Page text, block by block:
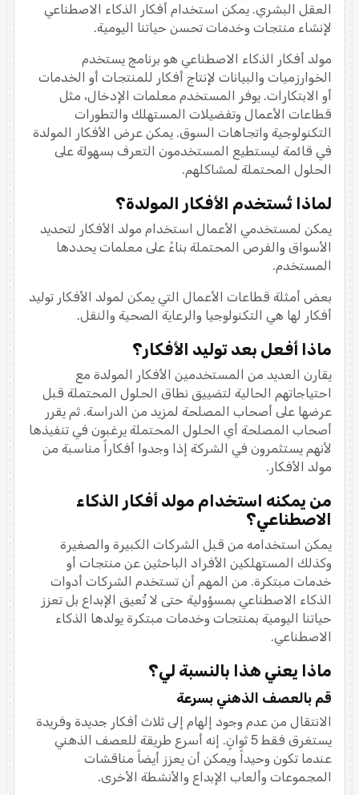
العقل البشري. يمكن استخدام أفكار الذكاء الاصطناعي
لإنشاء منتجات وخدمات تحسن حياتنا اليومية.
مولد أفكار الذكاء الاصطناعي هو برنامج يستخدم
الخوارزميات والبيانات لإنتاج أفكار للمنتجات أو الخدمات
أو الابتكارات. يوفر المستخدم معلمات الإدخال، مثل
قطاعات الأعمال وتفضيلات المستهلك والتطورات
التكنولوجية واتجاهات السوق. يمكن عرض الأفكار المولدة
في قائمة ليستطيع المستخدمون التعرف بسهولة على
الحلول المحتملة لمشاكلهم.
لماذا تُستخدم الأفكار المولدة؟
يمكن لمستخدمي الأعمال استخدام مولد الأفكار لتحديد
الأسواق والفرص المحتملة بناءً على معلمات يحددها
المستخدم.
بعض أمثلة قطاعات الأعمال التي يمكن لمولد الأفكار توليد
أفكار لها هي التكنولوجيا والرعاية الصحية والنقل.
ماذا أفعل بعد توليد الأفكار؟
يقارن العديد من المستخدمين الأفكار المولدة مع
احتياجاتهم الحالية لتضييق نطاق الحلول المحتملة قبل
عرضها على أصحاب المصلحة لمزيد من الدراسة. ثم يقرر
أصحاب المصلحة أي الحلول المحتملة يرغبون في تنفيذها
لأنهم يستثمرون في الشركة إذا وجدوا أفكاراً مناسبة من
مولد الأفكار.
من يمكنه استخدام مولد أفكار الذكاء
الاصطناعي؟
يمكن استخدامه من قبل الشركات الكبيرة والصغيرة
وكذلك المستهلكين الأفراد الباحثين عن منتجات أو
خدمات مبتكرة. من المهم أن تستخدم الشركات أدوات
الذكاء الاصطناعي بمسؤولية حتى لا تُعيق الإبداع بل تعزز
حياتنا اليومية بمنتجات وخدمات مبتكرة يولدها الذكاء
الاصطناعي.
ماذا يعني هذا بالنسبة لي؟
قم بالعصف الذهني بسرعة
الانتقال من عدم وجود إلهام إلى ثلاث أفكار جديدة وفريدة
يستغرق فقط 5 ثوانٍ. إنه أسرع طريقة للعصف الذهني
عندما تكون وحيداً ويمكن أن يعزز أيضاً مناقشات
المجموعات وألعاب الإبداع والأنشطة الأخرى.